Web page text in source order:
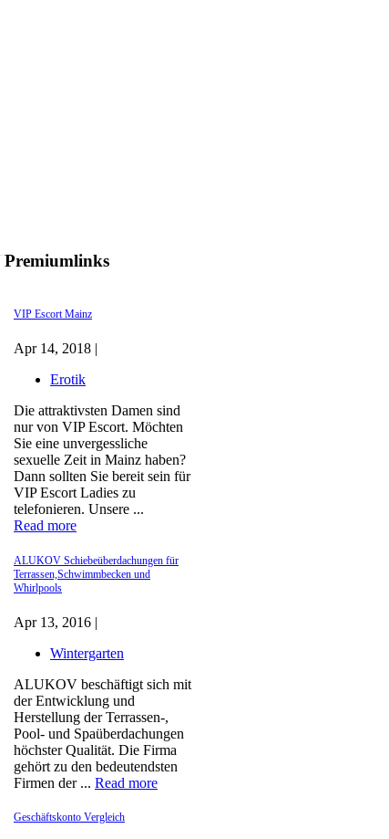
Premiumlinks
VIP Escort Mainz
Apr 14, 2018 |
Erotik
Die attraktivsten Damen sind
nur von VIP Escort. Möchten
Sie eine unvergessliche
sexuelle Zeit in Mainz haben?
Dann sollten Sie bereit sein für
VIP Escort Ladies zu
telefonieren. Unsere ...
Read more
ALUKOV Schiebeüberdachungen für
Terrassen,Schwimmbecken und
Whirlpools
Apr 13, 2016 |
Wintergarten
ALUKOV beschäftigt sich mit
der Entwicklung und
Herstellung der Terrassen-,
Pool- und Spaüberdachungen
höchster Qualität. Die Firma
gehört zu den bedeutendsten
Firmen der ... Read more
Geschäftskonto Vergleich